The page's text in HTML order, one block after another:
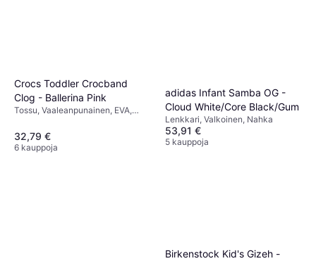
Crocs Toddler Crocband
Clog - Ballerina Pink
Tossu, Vaaleanpunainen, EVA,
32,79 €
6 kauppoja
adidas Infant Samba OG -
Cloud White/Core Black/Gum
Lenkkari, Valkoinen, Nahka
53,91 €
5 kauppoja
Birkenstock Kid's Gizeh -